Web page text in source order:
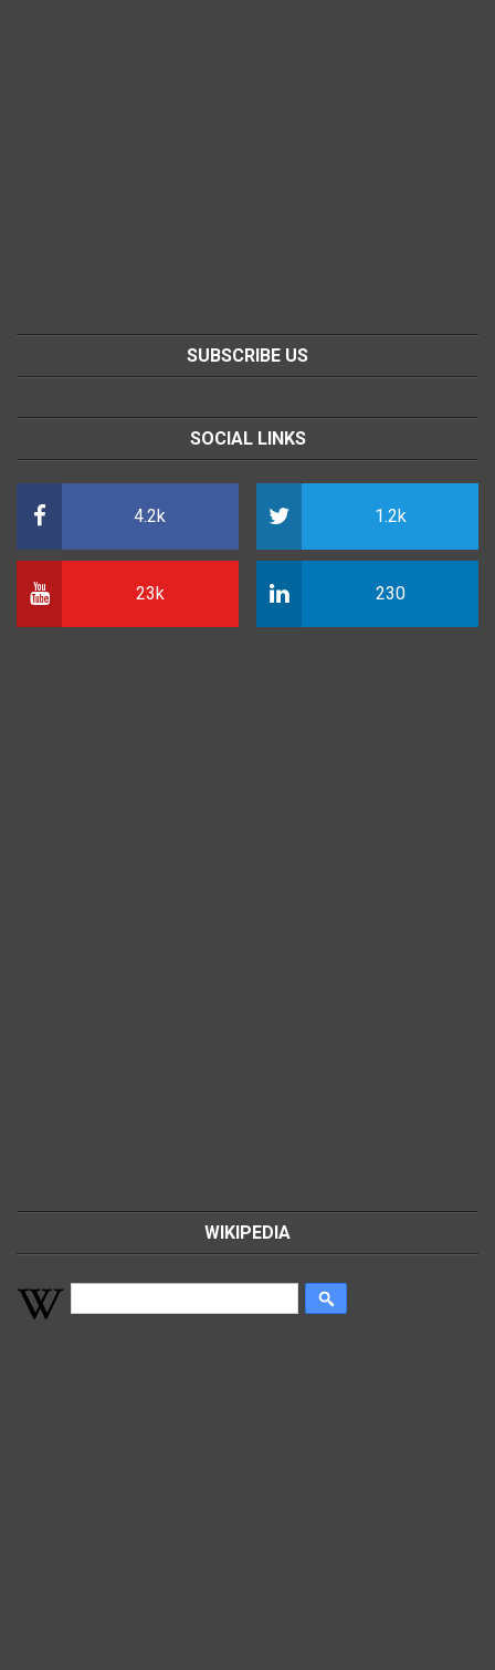
SUBSCRIBE US
SOCIAL LINKS
4.2k 1.2k
23k 230
WIKIPEDIA